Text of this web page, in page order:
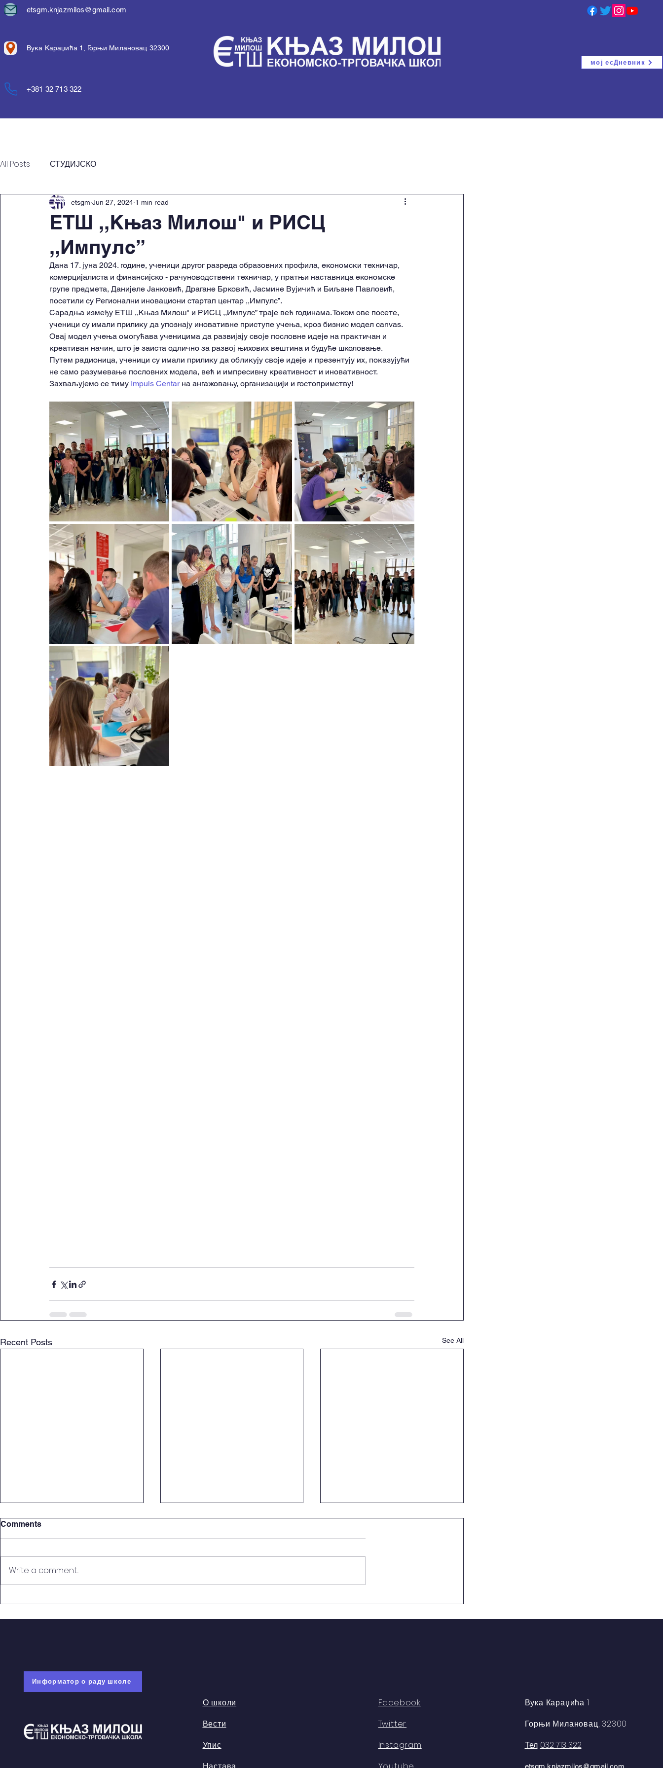
etsgm.knjazmilos@gmail.com
Вука Караџића 1, Горњи Милановац 32300
+381 32 713 322
мој есДневник
All Posts СТУДИЈСКО
ЕТШ ,,Књаз Милош" и РИСЦ
,,Импулс”
etsgm Jun 27, 2024 1 min read
Дана 17. јуна 2024. године, ученици другог разреда образовних профила, економски техничар,
комерцијалиста и финансијско - рачуноводствени техничар, у пратњи наставница економске
групе предмета, Данијеле Јанковић, Драгане Брковић, Јасмине Вујичић и Биљане Павловић,
посетили су Регионални иновациони стартап центар ,,Импулс”.
Сарадња између ЕТШ ,,Књаз Милош" и РИСЦ ,,Импулс” траје већ годинама. Током ове посете,
ученици су имали прилику да упознају иновативне приступе учења, кроз бизнис модел canvas.
Овај модел учења омогућава ученицима да развијају своје пословне идеје на практичан и
креативан начин, што је заиста одлично за развој њихових вештина и будуће школовање.
Путем радионица, ученици су имали прилику да обликују своје идеје и презентују их, показујући
не само разумевање пословних модела, већ и импресивну креативност и иновативност.
Захваљујемо се тиму Impuls Centar на ангажовању, организацији и гостопримству!
Recent Posts See All
Comments
Write a comment...
Информатор о раду школе
О школи
Вести
Упис
Facebook
Twitter
Instagram
Вука Караџића 1
Горњи Милановац, 32300
Тел: 032 713 322